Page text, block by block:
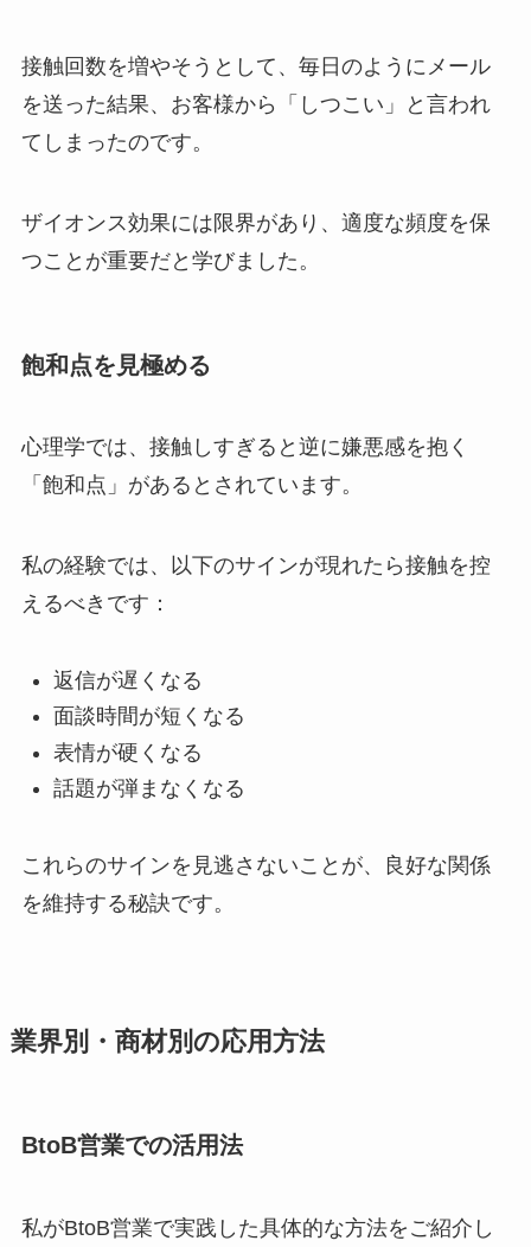
接触回数を増やそうとして、毎日のようにメール
を送った結果、お客様から「しつこい」と言われ
てしまったのです。
ザイオンス効果には限界があり、適度な頻度を保
つことが重要だと学びました。
飽和点を見極める
心理学では、接触しすぎると逆に嫌悪感を抱く
「飽和点」があるとされています。
私の経験では、以下のサインが現れたら接触を控
えるべきです：
返信が遅くなる
面談時間が短くなる
表情が硬くなる
話題が弾まなくなる
これらのサインを見逃さないことが、良好な関係
を維持する秘訣です。
業界別・商材別の応用方法
BtoB営業での活用法
私がBtoB営業で実践した具体的な方法をご紹介し